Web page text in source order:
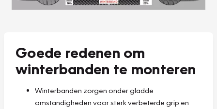
Goede redenen om
winterbanden te monteren
Winterbanden zorgen onder gladde
omstandigheden voor sterk verbeterde grip en